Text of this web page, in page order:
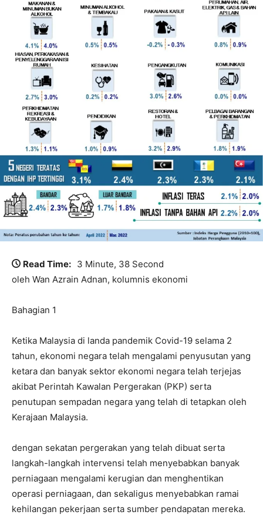
Read Time: 3 Minute, 38 Second
oleh Wan Azrain Adnan, kolumnis ekonomi
Bahagian 1
Ketika Malaysia di landa pandemik Covid-19 selama 2
tahun, ekonomi negara telah mengalami penyusutan yang
ketara dan banyak sektor ekonomi negara telah terjejas
akibat Perintah Kawalan Pergerakan (PKP) serta
penutupan sempadan negara yang telah di tetapkan oleh
Kerajaan Malaysia.
dengan sekatan pergerakan yang telah dibuat serta
langkah-langkah intervensi telah menyebabkan banyak
perniagaan mengalami kerugian dan menghentikan
operasi perniagaan, dan sekaligus menyebabkan ramai
kehilangan pekerjaan serta sumber pendapatan mereka.